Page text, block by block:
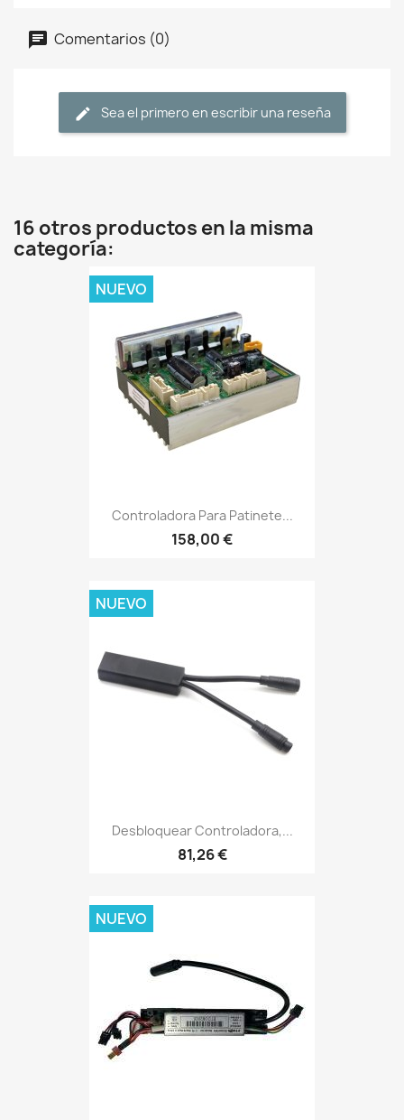
Comentarios (0)
Sea el primero en escribir una reseña
16 otros productos en la misma
categoría:
Controladora Para Patinete...
158,00 €
NUEVO
Desbloquear Controladora,...
81,26 €
NUEVO
NUEVO